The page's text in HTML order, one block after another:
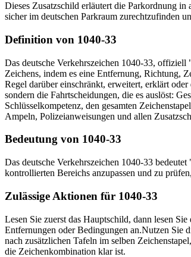
Dieses Zusatzschild erläutert die Parkordnung
sicher im deutschen Parkraum zurechtzufinden
Definition von 1040-33
Das deutsche Verkehrszeichen 1040-33, offiziell
Zeichens, indem es eine Entfernung, Richtung,
Regel darüber einschränkt, erweitert, erklärt
sondern die Fahrtscheidungen, die es auslöst:
Schlüsselkompetenz, den gesamten
Ampeln, Polizeianweisungen und allen
Bedeutung von 1040-33
Das deutsche Verkehrszeichen 1040-33
kontrollierten Bereichs anzupassen und zu
Zulässige Aktionen für 1040-33
Lesen Sie zuerst das Hauptschild, dann lesen
Entfernungen oder Bedingungen an.Nutzen Sie
nach zusätzlichen Tafeln im selben
die Zeichenkombination klar ist.